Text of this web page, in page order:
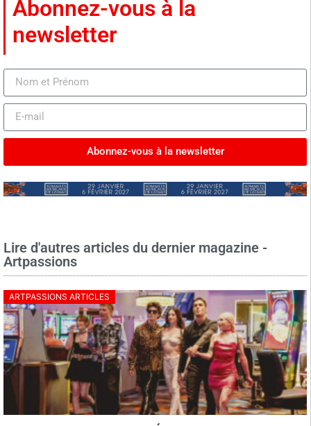
Abonnez-vous à la
newsletter
Abonnez-vous à la newsletter
Lire d'autres articles du dernier magazine -
Artpassions
ARTPASSIONS ARTICLES